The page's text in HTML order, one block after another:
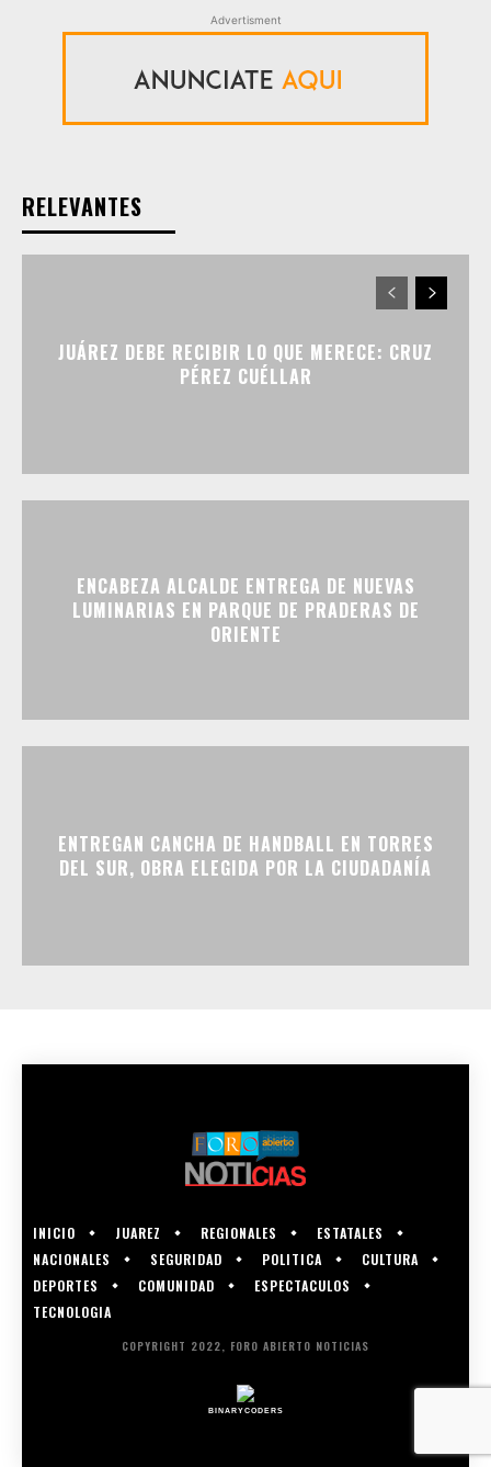
Advertisment
RELEVANTES
JUÁREZ DEBE RECIBIR LO QUE MERECE: CRUZ
PÉREZ CUÉLLAR
ENCABEZA ALCALDE ENTREGA DE NUEVAS
LUMINARIAS EN PARQUE DE PRADERAS DE
ORIENTE
ENTREGAN CANCHA DE HANDBALL EN TORRES
DEL SUR, OBRA ELEGIDA POR LA CIUDADANÍA
INICIO JUAREZ REGIONALES
ESTATALES
NACIONALES
SEGURIDAD POLITICA
CULTURA
DEPORTES
COMUNIDAD
ESPECTACULOS
TECNOLOGIA
COPYRIGHT 2022, FORO ABIERTO NOTICIAS
BINARYCODERS